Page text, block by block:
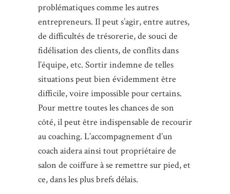
problématiques comme les autres
entrepreneurs. Il peut s’agir, entre autres,
de difficultés de trésorerie, de souci de
fidélisation des clients, de conflits dans
l’équipe, etc. Sortir indemne de telles
situations peut bien évidemment être
difficile, voire impossible pour certains.
Pour mettre toutes les chances de son
côté, il peut être indispensable de recourir
au coaching. L’accompagnement d’un
coach aidera ainsi tout propriétaire de
salon de coiffure à se remettre sur pied, et
ce, dans les plus brefs délais.